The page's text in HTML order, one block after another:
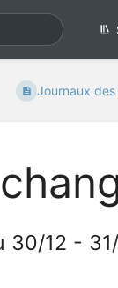
Journaux
12 -